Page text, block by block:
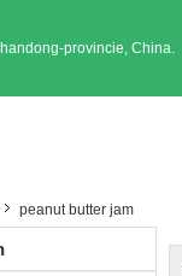
provincie, China.
peanut butter jam